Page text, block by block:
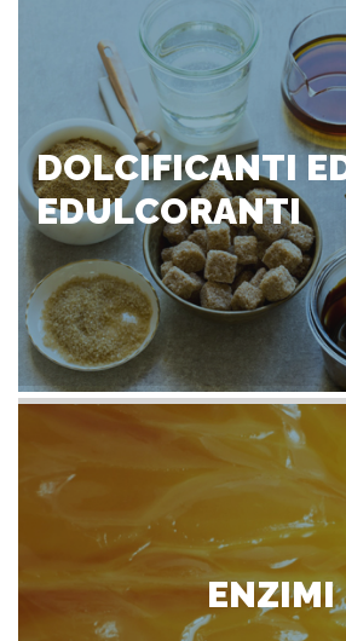
DOLCIFICANTI
EDULCORANTI
ENZIMI